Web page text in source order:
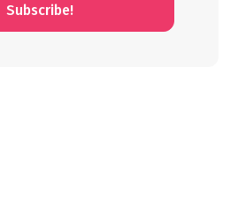
Subscribe!